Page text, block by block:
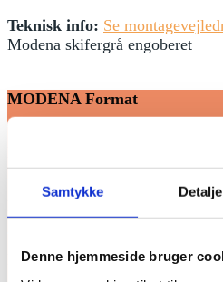
Samtykke
Denne hjemmeside bruger
Teknisk info: Se
Modena skifergrå engoberet
MODENA Format
Forbrug: 11,5 – 12,5 stk pr m2